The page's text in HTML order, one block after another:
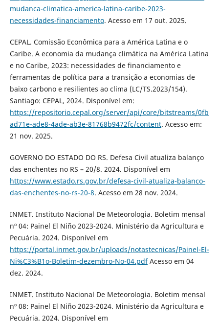
mudanca-climatica-america-latina-caribe-2023-
necessidades-financiamento. Acesso em 17 out. 2025.
CEPAL. Comissão Econômica para a América Latina e o
Caribe. A economia da mudança climática na América Latina
e no Caribe, 2023: necessidades de financiamento e
ferramentas de política para a transição a economias de
baixo carbono e resilientes ao clima (LC/TS.2023/154).
Santiago: CEPAL, 2024. Disponível em:
https://repositorio.cepal.org/server/api/core/bitstreams/0fb
ad71e-ade8-4ade-ab3e-81768b9472fc/content. Acesso em:
21 nov. 2025.
GOVERNO DO ESTADO DO RS. Defesa Civil atualiza balanço
das enchentes no RS – 20/8. 2024. Disponível em
https://www.estado.rs.gov.br/defesa-civil-atualiza-balanco-
das-enchentes-no-rs-20-8. Acesso em 28 nov. 2024.
INMET. Instituto Nacional De Meteorologia. Boletim mensal
nº 04: Painel El Niño 2023-2024. Ministério da Agricultura e
Pecuária. 2024. Disponível em
https://portal.inmet.gov.br/uploads/notastecnicas/Painel-El-
Ni%C3%B1o-Boletim-dezembro-No-04.pdfAcesso em 04
dez. 2024.
INMET. Instituto Nacional De Meteorologia. Boletim mensal
nº 08: Painel El Niño 2023-2024. Ministério da Agricultura e
Pecuária. 2024. Disponível em